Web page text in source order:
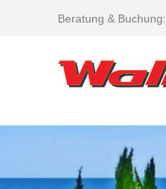
Beratung & Buchung: